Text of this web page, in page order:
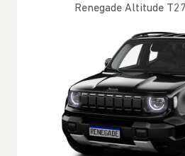
Renegade Altitude